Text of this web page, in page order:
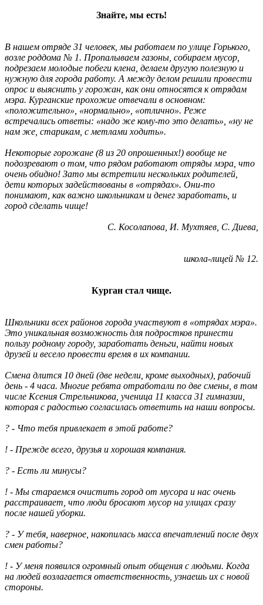
Знайте, мы есть!
В нашем отряде 31 человек, мы работаем по улице Горького,
возле роддома № 1. Пропалываем газоны, собираем мусор,
подрезаем молодые побеги клена, делаем другую полезную и
нужную для города работу. А между делом решили провести
опрос и выяснить у горожан, как они относятся к отрядам
мэра. Курганские прохожие отвечали в основном:
«положительно», «нормально», «отлично». Реже
встречались ответы: «надо же кому-то это делать», «ну не
нам же, старикам, с метлами ходить».
Некоторые горожане (8 из 20 опрошенных!) вообще не
подозревают о том, что рядом работают отряды мэра, что
очень обидно! Зато мы встретили нескольких родителей,
дети которых задействованы в «отрядах». Они-то
понимают, как важно школьникам и денег заработать, и
город сделать чище!
С. Косолапова, И. Мухтяев, С. Диева,
школа-лицей № 12.
Курган стал чище.
Школьники всех районов города участвуют в «отрядах мэра».
Это уникальная возможность для подростков принести
пользу родному городу, заработать деньги, найти новых
друзей и весело провести время в их компании.
Смена длится 10 дней (две недели, кроме выходных), рабочий
день - 4 часа. Многие ребята отработали по две смены, в том
числе Ксения Стрельникова, ученица 11 класса 31 гимназии,
которая с радостью согласилась ответить на наши вопросы.
? - Что тебя привлекает в этой работе?
! - Прежде всего, друзья и хорошая компания.
? - Есть ли минусы?
! - Мы стараемся очистить город от мусора и нас очень
расстраивает, что люди бросают мусор на улицах сразу
после нашей уборки.
? - У тебя, наверное, накопилась масса впечатлений после двух
смен работы?
! - У меня появился огромный опыт общения с людьми. Когда
на людей возлагается ответственность, узнаешь их с новой
стороны.